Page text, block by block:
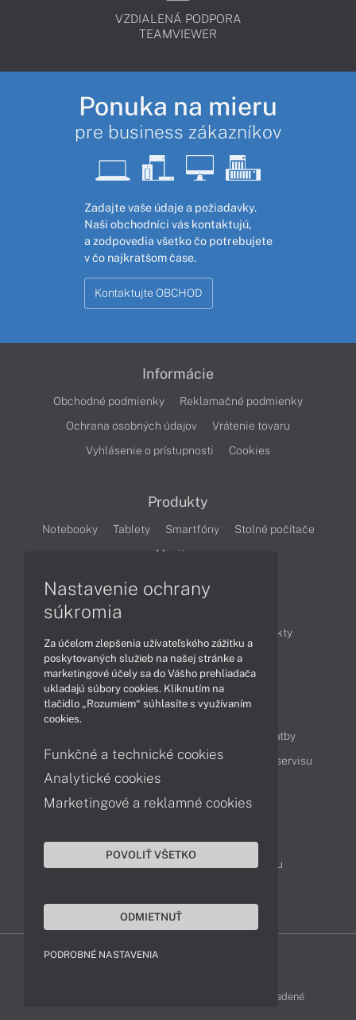
VZDIALENÁ PODPORA
TEAMVIEWER
Ponuka na mieru
pre business zákazníkov
Zadajte vaše údaje a požiadavky.
Naši obchodníci vás kontaktujú,
a zodpovedia všetko čo potrebujete
v čo najkratšom čase.
Kontaktujte OBCHOD
Informácie
Obchodné podmienky
Reklamačné podmienky
Ochrana osobných údajov
Vrátenie tovaru
Vyhlásenie o prístupnosti
Cookies
Produkty
Notebooky Tablety Smartfóny
Stolné počítače
Monitory
Produkty
Technológie
Videá
Obsah
Možnosti doručenia a platby
Podpora a servis
Servisné služby Cenník servisu
Kontakty
043 4224 771
Obchodné oddelenie
Reklamácia tovaru
LENOVO-SHOP © 2013 - 2026 Všetky práva vyhradené
Nastavenie ochrany
súkromia
Za účelom zlepšenia užívateľského zážitku a
poskytovaných služieb na našej stránke a
marketingové účely sa do Vášho prehliadača
ukladajú súbory cookies. Kliknutím na
tlačidlo „Rozumiem“ súhlasíte s využívaním
cookies.
Funkčné a technické cookies
Analytické cookies
Marketingové a reklamné cookies
POVOLIŤ VŠETKO
ODMIETNUŤ
PODROBNÉ NASTAVENIA